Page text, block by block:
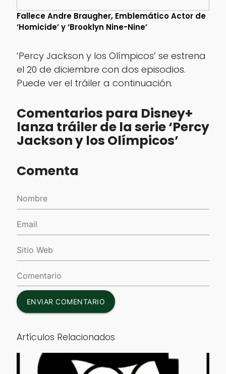
Fallece Andre Braugher, Emblemático Actor de
‘Homicide’ y ‘Brooklyn Nine-Nine’
‘Percy Jackson y los Olímpicos’ se estrena
el 20 de diciembre con dos episodios.
Puede ver el tráiler a continuación.
Comentarios para Disney+
lanza tráiler de la serie ‘Percy
Jackson y los Olímpicos’
Comenta
ENVIAR COMENTARIO
Artículos Relacionados